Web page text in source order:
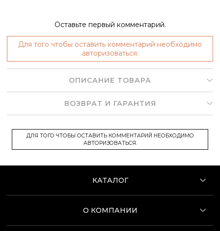
Оставьте первый комментарий.
Для того чтобы оставить комментарий необходимо
авторизоваться.
ОПИСАНИЕ ТОВАРА
ВОЗВРАТ И ГАРАНТИЯ
ДЛЯ ТОГО ЧТОБЫ ОСТАВИТЬ КОММЕНТАРИЙ НЕОБХОДИМО
АВТОРИЗОВАТЬСЯ.
КАТАЛОГ
О КОМПАНИИ